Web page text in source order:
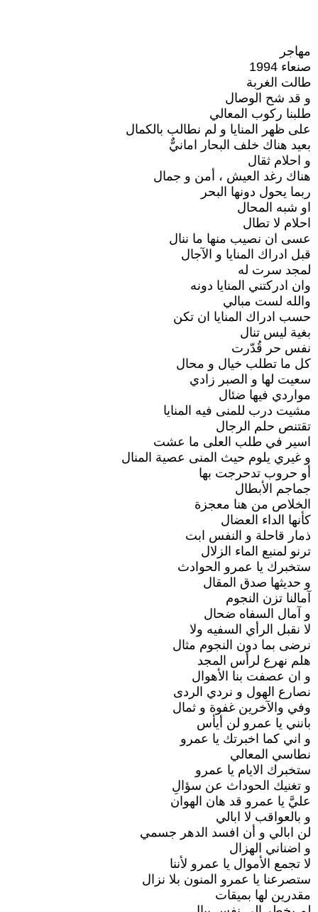
مهاجر
صنعاء 1994
طالت الغربة
و قد شح الوصال
طلبنا ركوب المعالي
على ظهر المنايا و لم نطالب بالكمال
بعيد هناك خلف البحار امانيٌّ
و احلام ثقال
هناك رغد العيش ، أمن و جمال
ربما يحول دونها البحر
او شبه المحال
احلام لا تطال
عسى ان نصيب منها ما ننال
قبل ادراك المنايا و الآجال
لمجد سرت له
وان ادركتني المنايا دونه
والله لست مبالي
حسب ادراك المنايا ان تكن
بغية ليس تنال
نفس حر قُدّرت
كل ما تطلب خيال و محال
سعيت لها و الصبر زادي
مواردي فيها ضئال
مشيت درب للمنى فيه المنايا
تقتنص حلم الرجال
اسير في طلب العلى ما عشت
و غيري يلوم حيث المنى عصية المنال
أو حروب تدحرجت بها
جماجم الأبطال
الخلاص من هنا معجزة
كأنها الداء العضال
ذمار قاحلة و النفس ابت
ترنو لمنبع الماء الزلال
ستخبرك يا عمرو الحوادث
و حديثها صدق المقال
آمالنا تزن النجوم
و آمال السفاه ضحال
لا نقبل الرأي السفيه ولا
نرضى بما دون النجوم مثال
هلم نهرع لرأس المجد
و ان عصفت بنا الأهوال
نصارع الهول و نردي الردى
وفي والآخرين غفوة و ثمال
بانني يا عمرو لن أيأس
و اني كما اخبرتك يا عمرو
نطاسي المعالي
ستخبرك الايام يا عمرو
و تغنيك الحوداث عن سؤالِ
عليَّ يا عمرو قد هان الهوان
و بالعواقب لا ابالي
لن ابالي و أن افسد الدهر جسمي
و اضناني الهزال
لا تجمع الأموال يا عمرو لأننا
ستصرعنا يا عمرو المنون بلا نزال
مقدرين لها بميقات